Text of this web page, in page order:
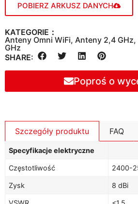
POBIERZ ARKUSZ DANYCH
KATEGORIE：
Anteny Omni WiFi, Anteny 2,4 GHz,
GHz
SHARE:
Poproś o
Szczegóły produktu FAQ
Specyfikacje elektryczne
Częstotliwość 2400-
Zysk 8 dBi